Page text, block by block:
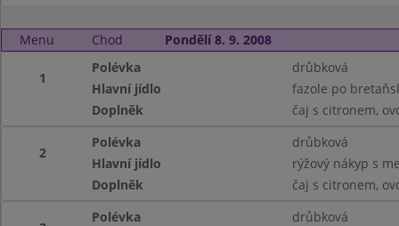
Menu Chod Pondělí 8. 9. 2008
1
Polévka
drůbková
Hlavní jídlo
fazole po
Doplněk
čaj s citronem,
2
Polévka
drůbková
Hlavní jídlo
rýžový nákyp s
Doplněk
čaj s citronem,
Polévka
drůbková